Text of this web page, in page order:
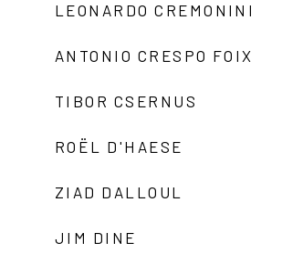
LEONARDO CREMONINI
ANTONIO CRESPO FOIX
TIBOR CSERNUS
ROËL D'HAESE
ZIAD DALLOUL
JIM DINE